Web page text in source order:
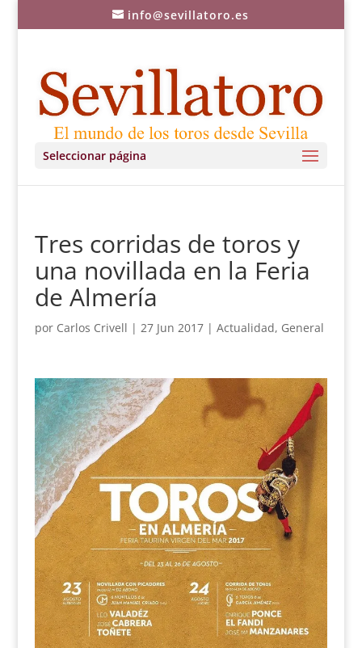
info@sevillatoro.es
Seleccionar página
Tres corridas de toros y
una novillada en la Feria
de Almería
por Carlos Crivell | 27 Jun 2017| Actualidad, General